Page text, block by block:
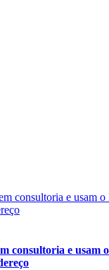
consultoria e usam